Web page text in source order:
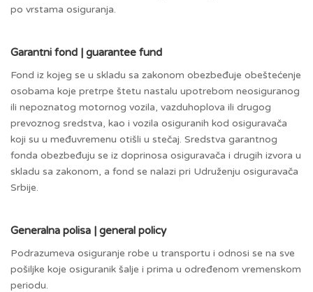
po vrstama osiguranja.
Garantni fond | guarantee fund
Fond iz kojeg se u skladu sa zakonom obezbeđuje obeštećenje
osobama koje pretrpe štetu nastalu upotrebom neosiguranog
ili nepoznatog motornog vozila, vazduhoplova ili drugog
prevoznog sredstva, kao i vozila osiguranih kod osiguravača
koji su u međuvremenu otišli u stečaj. Sredstva garantnog
fonda obezbeđuju se iz doprinosa osiguravača i drugih izvora u
skladu sa zakonom, a fond se nalazi pri Udruženju osiguravača
Srbije.
Generalna polisa | general policy
Podrazumeva osiguranje robe u transportu i odnosi se na sve
pošiljke koje osiguranik šalje i prima u određenom vremenskom
periodu.